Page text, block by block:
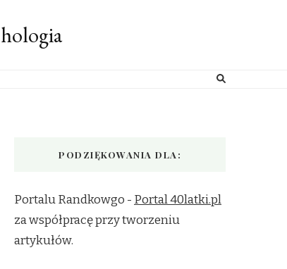
PODZIĘKOWANIA DLA:
Portalu Randkowgo - Portal 40latki.pl
za współpracę przy tworzeniu
artykułów.